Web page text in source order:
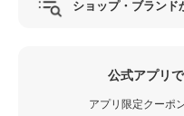
ショップ・ブランド
公式アプリ
アプリ限定クーポ